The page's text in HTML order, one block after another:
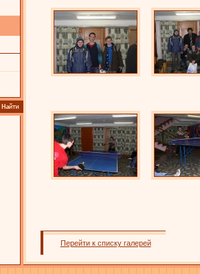
Перейти к списку галерей